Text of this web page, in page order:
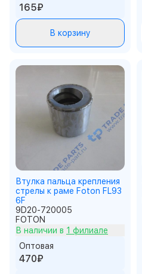
165₽
В корзину
Втулка пальца крепления
стрелы к раме Foton FL93
6F
9D20-720005
FOTON
В наличии в 1 филиале
Оптовая
470₽